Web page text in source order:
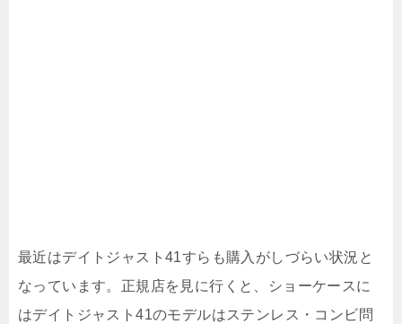
最近はデイトジャスト41すらも購入がしづらい状況と
なっています。正規店を見に行くと、ショーケースに
はデイトジャスト41のモデルはステンレス・コンビ問